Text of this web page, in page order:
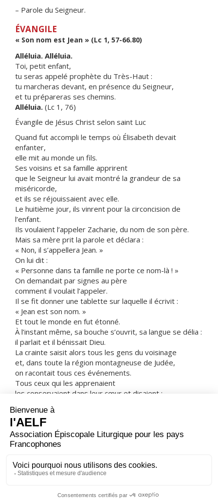
– Parole du Seigneur.
ÉVANGILE
« Son nom est Jean » (Lc 1, 57-66.80)
Alléluia. Alléluia.
Toi, petit enfant,
tu seras appelé prophète du Très-Haut :
tu marcheras devant, en présence du Seigneur,
et tu prépareras ses chemins.
Alléluia. (Lc 1, 76)
Évangile de Jésus Christ selon saint Luc
Quand fut accompli le temps où Élisabeth devait
enfanter,
elle mit au monde un fils.
Ses voisins et sa famille apprirent
que le Seigneur lui avait montré la grandeur de sa
miséricorde,
et ils se réjouissaient avec elle.
Le huitième jour, ils vinrent pour la circoncision de
l’enfant.
Ils voulaient l’appeler Zacharie, du nom de son père.
Mais sa mère prit la parole et déclara :
« Non, il s’appellera Jean. »
On lui dit :
« Personne dans ta famille ne porte ce nom-là ! »
On demandait par signes au père
comment il voulait l’appeler.
Il se fit donner une tablette sur laquelle il écrivit :
« Jean est son nom. »
Et tout le monde en fut étonné.
À l’instant même, sa bouche s’ouvrit, sa langue se délia :
il parlait et il bénissait Dieu.
La crainte saisit alors tous les gens du voisinage
et, dans toute la région montagneuse de Judée,
on racontait tous ces événements.
Tous ceux qui les apprenaient
les conservaient dans leur cœur et disaient :
En effet, la main du Seigneur était avec lui.
L’enfant grandissait
et son esprit se fortifiait.
Il alla vivre au désert
jusqu’au jour où il se fit connaître à Israël.
– Acclamons la Parole de Dieu.